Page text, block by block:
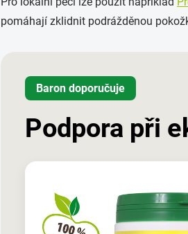
pomáhají zklidnit podrážděnou
Baron doporučuje
Podpora při